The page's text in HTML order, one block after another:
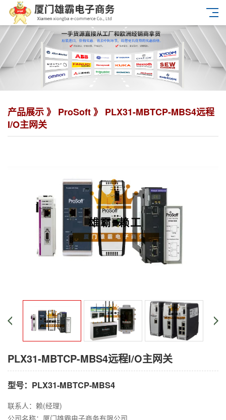
产品展示 》 ProSoft》 PLX31-MBTCP-MBS4远程
I/O主网关
PLX31-MBTCP-MBS4远程I/O主网关
型号：PLX31-MBTCP-MBS4
联系人：赖(经理)
公司名称：厦门雄霸电子商务有限公司